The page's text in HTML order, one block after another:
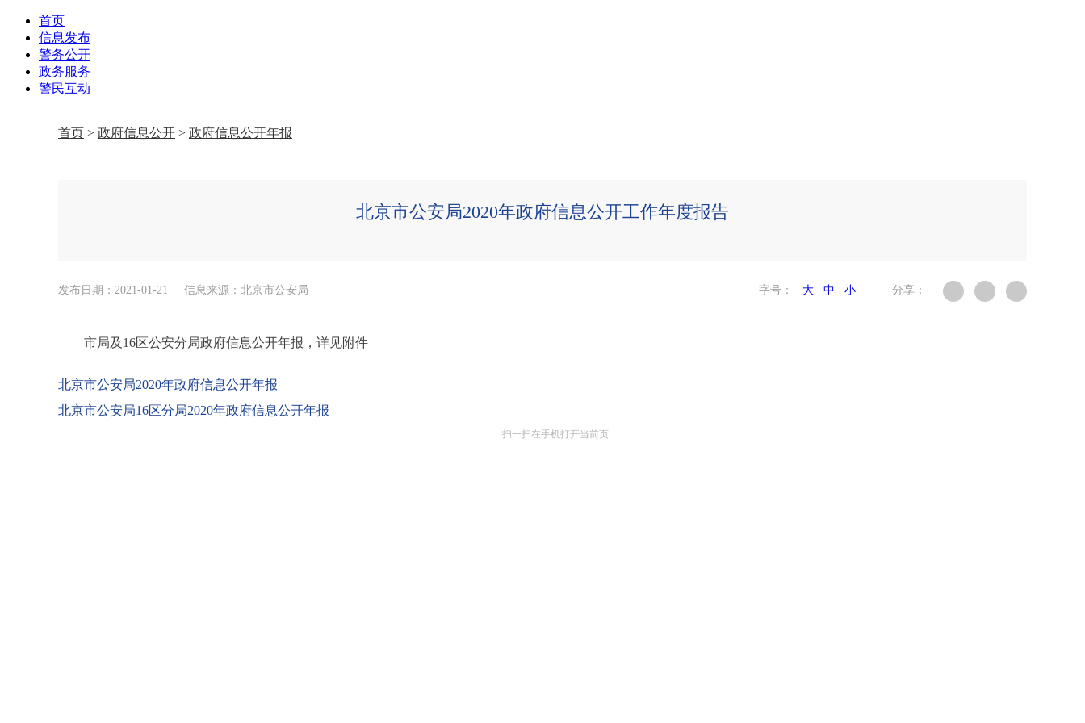
首页
信息发布
警务公开
政务服务
警民互动
首页 > 政府信息公开 > 政府信息公开年报
北京市公安局2020年政府信息公开工作年度报告
发布日期：2021-01-21 信息来源：北京市公安局 字号： 大 中 小 分享：
市局及16区公安分局政府信息公开年报，详见附件
北京市公安局2020年政府信息公开年报
北京市公安局16区分局2020年政府信息公开年报
扫一扫在手机打开当前页